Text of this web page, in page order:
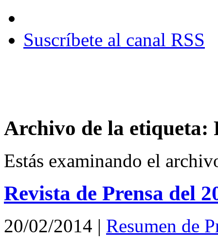
Suscríbete al canal RSS
Archivo de la etiqueta:
Estás examinando el
Revista de Prensa del
20/02/2014 | Resumen de